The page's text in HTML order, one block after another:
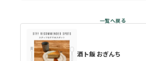
酒ト飯 おぎんち